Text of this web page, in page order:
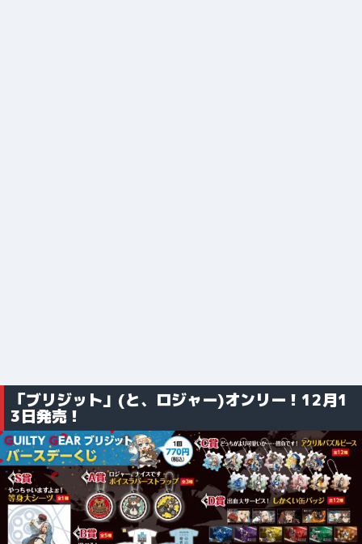
「ブリジット」(と、ロジャー)オンリー！12月1
3日発売！